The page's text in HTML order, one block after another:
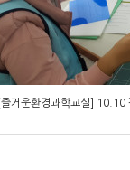
[즐거운환경과학교실] 10.10